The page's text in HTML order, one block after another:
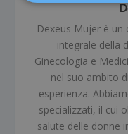
Dexeus Mujer è
integrale della
Ginecologia e
nel suo ambito
esperienza.
specializzati, il cui
salute delle donne